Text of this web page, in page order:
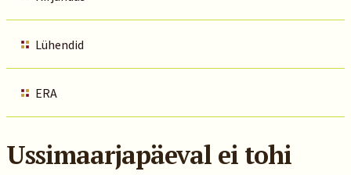
Lühendid
ERA
Ussimaarjapäeval ei tohi